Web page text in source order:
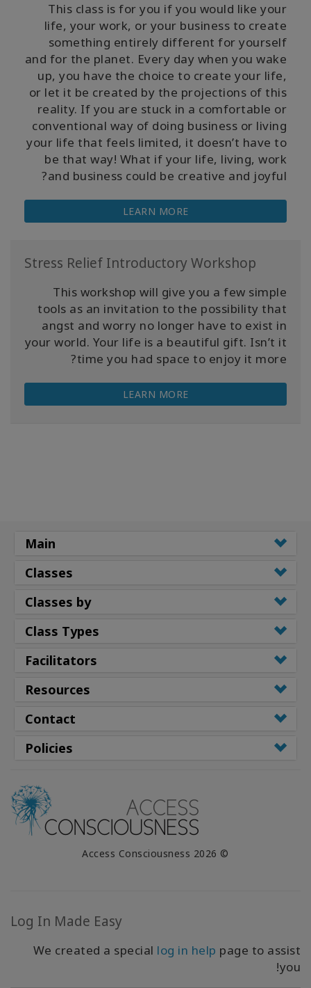
This class is for you if you would like your
life, your work, or your business to create
something entirely different for yourself
and for the planet. Every day when you wake
up, you have the choice to create your life,
or let it be created by the projections of this
reality. If you are stuck in a comfortable or
conventional way of doing business or living
your life that feels limited, it doesn’t have to
be that way! What if your life, living, work
and business could be creative and joyful?
LEARN MORE
Stress Relief Introductory Workshop
This workshop will give you a few simple
tools as an invitation to the possibility that
angst and worry no longer have to exist in
your world. Your life is a beautiful gift. Isn’t it
time you had space to enjoy it more?
LEARN MORE
Main
Classes
Classes by
Class Types
Facilitators
Resources
Contact
Policies
© 2026 Access Consciousness
Log In Made Easy
We created a special log in help page to assist
you!